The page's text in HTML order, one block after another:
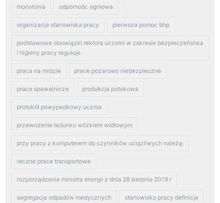
monotonia odpornośc ogniowa
organizacja stanowiska pracy pierwsza pomoc bhp
podstawowe obowiązki rektora uczelni w zakresie bezpieczeństwa
i higieny pracy reguluje
praca na mrozie prace pożarowo niebezpieczne
prace spawalnicze produkcja potokowa
protokół powypadkowy ucznia
przewożenie ładunku wózkiem widłowym
przy pracy z komputerem do czynników uciążliwych należą:
reczne prace transportowe
rozporządzenie ministra energii z dnia 28 sierpnia 2019 r
segregacja odpadów medycznych stanowisko pracy definicja